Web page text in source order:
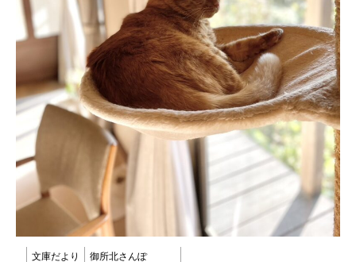
文庫だより
御所北さんぽ